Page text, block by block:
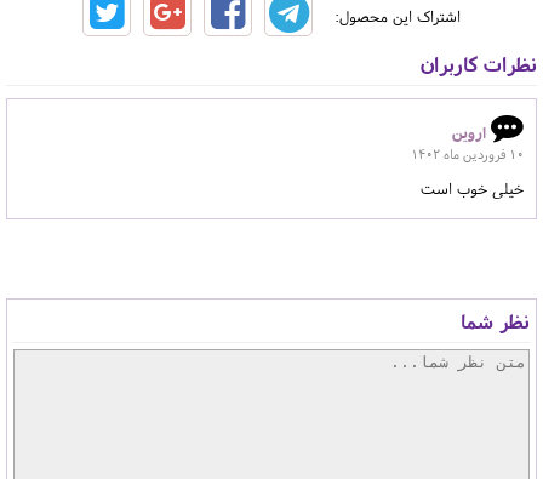
اشتراک این محصول:
نظرات کاربران
اروین
10 فروردين ماه 1402
خیلی خوب است
نظر شما